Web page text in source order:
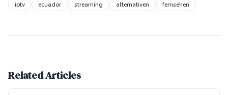
iptv ecuador streaming alternativen fernsehen
Related Articles